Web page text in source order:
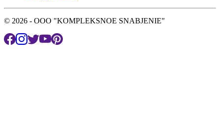
© 2026 - OOO "KOMPLEKSNOE SNABJENIE"